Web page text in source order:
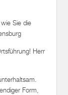
Sie die
Herr
Form,